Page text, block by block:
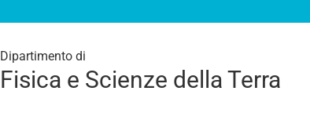
Dipartimento di
Fisica e Scienze della Terra